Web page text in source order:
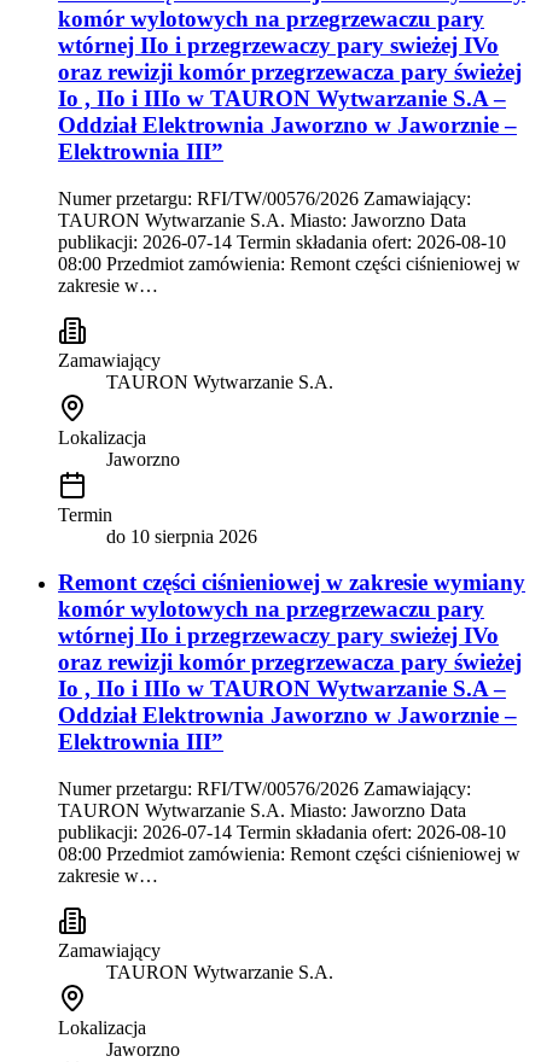
komór wylotowych na przegrzewaczu pary
wtórnej IIo i przegrzewaczy pary swieżej IVo
oraz rewizji komór przegrzewacza pary świeżej
Io , IIo i IIIo w TAURON Wytwarzanie S.A –
Oddział Elektrownia Jaworzno w Jaworznie –
Elektrownia III”
Numer przetargu: RFI/TW/00576/2026 Zamawiający:
TAURON Wytwarzanie S.A. Miasto: Jaworzno Data
publikacji: 2026-07-14 Termin składania ofert: 2026-08-10
08:00 Przedmiot zamówienia: Remont części ciśnieniowej w
zakresie w…
Zamawiający
TAURON Wytwarzanie S.A.
Lokalizacja
Jaworzno
Termin
do 10 sierpnia 2026
Remont części ciśnieniowej w zakresie wymiany
komór wylotowych na przegrzewaczu pary
wtórnej IIo i przegrzewaczy pary swieżej IVo
oraz rewizji komór przegrzewacza pary świeżej
Io , IIo i IIIo w TAURON Wytwarzanie S.A –
Oddział Elektrownia Jaworzno w Jaworznie –
Elektrownia III”
Numer przetargu: RFI/TW/00576/2026 Zamawiający:
TAURON Wytwarzanie S.A. Miasto: Jaworzno Data
publikacji: 2026-07-14 Termin składania ofert: 2026-08-10
08:00 Przedmiot zamówienia: Remont części ciśnieniowej w
zakresie w…
Zamawiający
TAURON Wytwarzanie S.A.
Lokalizacja
Jaworzno